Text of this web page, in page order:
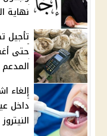
نهاية
تأجيل
حتى
إلغاء
داخل
النيتروز